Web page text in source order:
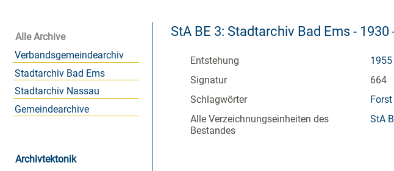
Alle Archive
Verbandsgemeindearchiv
Stadtarchiv Bad Ems
Stadtarchiv Nassau
Gemeindearchive
Archivtektonik
StA BE 3: Stadtarchiv Bad Ems - 1930
Entstehung
Signatur
664
Schlagwörter
Forst
Alle Verzeichnungseinheiten des
Bestandes
StA